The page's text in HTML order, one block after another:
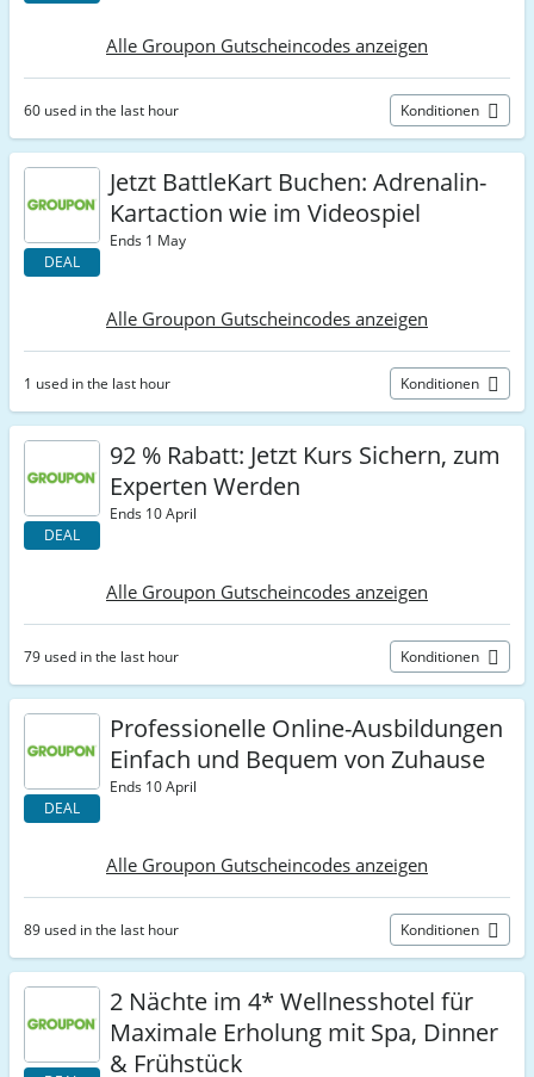
Alle Groupon Gutscheincodes anzeigen
60 used in the last hour Konditionen
DEAL
Jetzt BattleKart Buchen: Adrenalin-
Kartaction wie im Videospiel
Ends 1 May
Alle Groupon Gutscheincodes anzeigen
1 used in the last hour Konditionen
DEAL
92 % Rabatt: Jetzt Kurs Sichern, zum
Experten Werden
Ends 10 April
Alle Groupon Gutscheincodes anzeigen
79 used in the last hour Konditionen
DEAL
Professionelle Online-Ausbildungen
Einfach und Bequem von Zuhause
Ends 10 April
Alle Groupon Gutscheincodes anzeigen
89 used in the last hour Konditionen
2 Nächte im 4* Wellnesshotel für
Maximale Erholung mit Spa, Dinner
& Frühstück